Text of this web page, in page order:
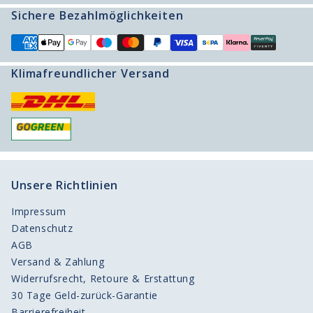
Produktberater
Sichere Bezahlmöglichkeiten
Klimafreundlicher Versand
Unsere Richtlinien
Impressum
Datenschutz
AGB
Versand & Zahlung
Widerrufsrecht, Retoure & Erstattung
30 Tage Geld-zurück-Garantie